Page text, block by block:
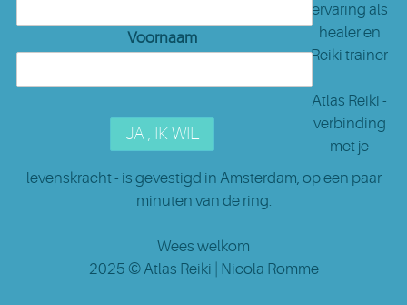
Voornaam
ervaring als
healer en
Reiki trainer
Atlas Reiki -
verbinding
met je
levenskracht - is gevestigd in Amsterdam, op een paar
minuten van de ring.
Wees welkom
2025 ©Atlas Reiki | Nicola Romme